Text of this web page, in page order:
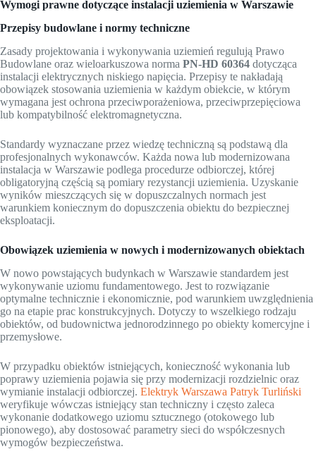
Wymogi prawne dotyczące instalacji uziemienia w Warszawie
Przepisy budowlane i normy techniczne
Zasady projektowania i wykonywania uziemień regulują Prawo
Budowlane oraz wieloarkuszowa norma PN-HD 60364 dotycząca
instalacji elektrycznych niskiego napięcia. Przepisy te nakładają
obowiązek stosowania uziemienia w każdym obiekcie, w którym
wymagana jest ochrona przeciwporażeniowa, przeciwprzepięciowa
lub kompatybilność elektromagnetyczna.
Standardy wyznaczane przez wiedzę techniczną są podstawą dla
profesjonalnych wykonawców. Każda nowa lub modernizowana
instalacja w Warszawie podlega procedurze odbiorczej, której
obligatoryjną częścią są pomiary rezystancji uziemienia. Uzyskanie
wyników mieszczących się w dopuszczalnych normach jest
warunkiem koniecznym do dopuszczenia obiektu do bezpiecznej
eksploatacji.
Obowiązek uziemienia w nowych i modernizowanych obiektach
W nowo powstających budynkach w Warszawie standardem jest
wykonywanie uziomu fundamentowego. Jest to rozwiązanie
optymalne technicznie i ekonomicznie, pod warunkiem uwzględnienia
go na etapie prac konstrukcyjnych. Dotyczy to wszelkiego rodzaju
obiektów, od budownictwa jednorodzinnego po obiekty komercyjne i
przemysłowe.
W przypadku obiektów istniejących, konieczność wykonania lub
poprawy uziemienia pojawia się przy modernizacji rozdzielnic oraz
wymianie instalacji odbiorczej. Elektryk Warszawa Patryk Turliński
weryfikuje wówczas istniejący stan techniczny i często zaleca
wykonanie dodatkowego uziomu sztucznego (otokowego lub
pionowego), aby dostosować parametry sieci do współczesnych
wymogów bezpieczeństwa.